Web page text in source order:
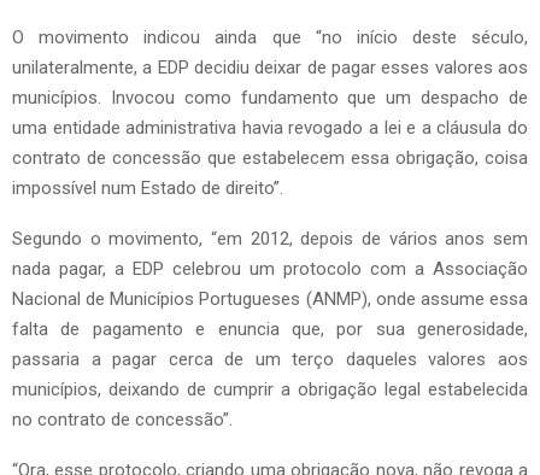
O movimento indicou ainda que “no início deste século,
unilateralmente, a EDP decidiu deixar de pagar esses valores aos
municípios. Invocou como fundamento que um despacho de
uma entidade administrativa havia revogado a lei e a cláusula do
contrato de concessão que estabelecem essa obrigação, coisa
impossível num Estado de direito”.
Segundo o movimento, “em 2012, depois de vários anos sem
nada pagar, a EDP celebrou um protocolo com a Associação
Nacional de Municípios Portugueses (ANMP), onde assume essa
falta de pagamento e enuncia que, por sua generosidade,
passaria a pagar cerca de um terço daqueles valores aos
municípios, deixando de cumprir a obrigação legal estabelecida
no contrato de concessão”.
“Ora, esse protocolo, criando uma obrigação nova, não revoga a